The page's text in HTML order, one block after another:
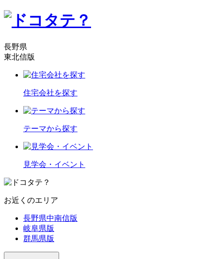
長野県
東北信版
住宅会社を探す
テーマから探す
見学会・イベント
お近くのエリア
長野県中南信版
岐阜県版
群馬県版